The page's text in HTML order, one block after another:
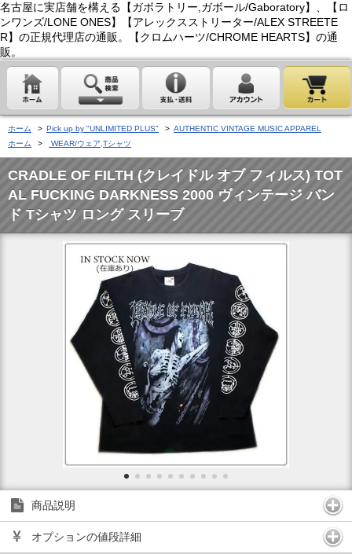
名古屋に実店舗を構える【ガボラトリー,ガボール/Gaboratory】、【ロ
ンワンズ/LONE ONES】【アレックスストリーター/ALEX STREETE
R】の正規代理店の通販。【クロムハーツ/CHROME HEARTS】の通
販。
ホーム > Pick up by "UNLIMITED PLUS" > AUTHENTIC VINTAGE MUSIC APPAREL
ホーム
> WEAR/ウェア,Tシャツ
CRADLE OF FILTH (クレイドル オブ フィルス) TOT
AL FUCKING DARKNESS 2000 ヴィンテージ バン
ド Tシャツ ロング スリーブ
商品説明
オプションの値段詳細